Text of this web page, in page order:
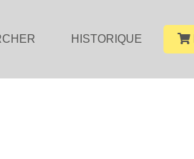
HISTORIQUE